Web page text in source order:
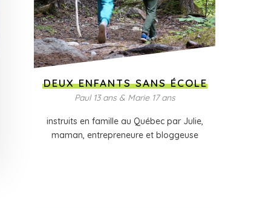
DEUX ENFANTS SANS ÉCOLE
Paul 13 ans & Marie 17 ans
instruits en famille au Québec par Julie,
maman, entrepreneure et bloggeuse